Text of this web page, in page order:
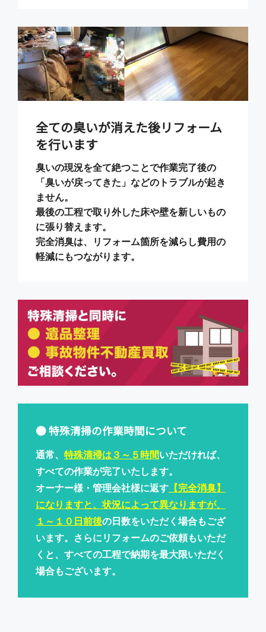
全ての臭いが消えた後リフォーム
を行います
臭いの現況を全て絶つことで作業完了後の
「臭いが戻ってきた」などのトラブルが起き
ません。
最後の工程で取り外した床や壁を新しいもの
に張り替えます。
完全消臭は、リフォーム箇所を減らし費用の
軽減にもつながります。
● 特殊清掃の作業時間について
通常、 特殊清掃は３～５時間いただければ、
すべての作業が完了いたします。
オーナー様・管理会社様に返す 【完全消臭】
になりますと、状況によって異なりますが、
１～１０日前後の日数をいただく場合もござ
います。さらにリフォームのご依頼もいただ
くと、すべての工程で納期を最大限いただく
場合もございます。